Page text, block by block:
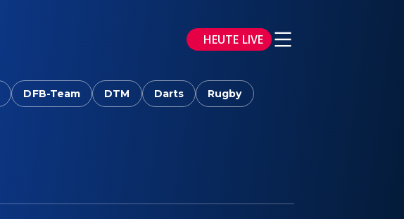
HEUTE LIVE
DFB-Team DTM Darts Rugby